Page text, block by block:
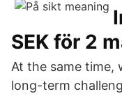
SEK för 2
At the same time,
long-term